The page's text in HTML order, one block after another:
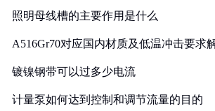
照明母线槽的主要作用是什么
A516Gr70对应国内材质及低温冲击要求
镀镍钢带可以过多少电流
计量泵如何达到控制和调节流量的目的